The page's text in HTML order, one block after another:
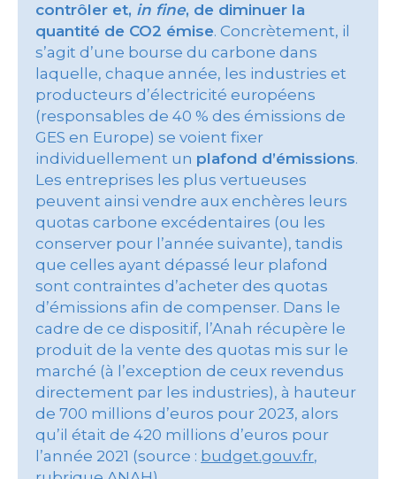
contrôler et, in fine, de diminuer la
quantité de CO2 émise. Concrètement, il
s’agit d’une bourse du carbone dans
laquelle, chaque année, les industries et
producteurs d’électricité européens
(responsables de 40 % des émissions de
GES en Europe) se voient fixer
individuellement un plafond d’émissions.
Les entreprises les plus vertueuses
peuvent ainsi vendre aux enchères leurs
quotas carbone excédentaires (ou les
conserver pour l’année suivante), tandis
que celles ayant dépassé leur plafond
sont contraintes d’acheter des quotas
d’émissions afin de compenser. Dans le
cadre de ce dispositif, l’Anah récupère le
produit de la vente des quotas mis sur le
marché (à l’exception de ceux revendus
directement par les industries), à hauteur
de 700 millions d’euros pour 2023, alors
qu’il était de 420 millions d’euros pour
l’année 2021 (source : budget.gouv.fr,